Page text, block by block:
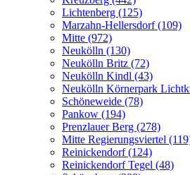
Lichtenberg (125)
Marzahn-Hellersdorf (109)
Mitte (972)
Neukölln (130)
Neukölln Britz (72)
Neukölln Kindl (43)
Neukölln Körnerpark
Schöneweide (78)
Pankow (194)
Prenzlauer Berg (278)
Mitte Regierungsviertel
Reinickendorf (124)
Reinickendorf Tegel (48)